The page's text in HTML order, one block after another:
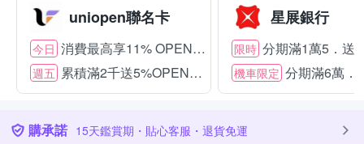
uniopen聯名卡
今日 消費最高享11% OPENPOINT
週五 累積滿2千送5%OPENPOINT
星展銀行
限時 分期滿1萬5．送
機車限定 分期滿6萬．
購承諾 15天鑑賞期・貼心客服・退貨免運